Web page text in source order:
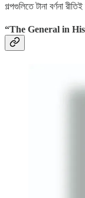
গল্পগুলিতে টানা বর্ণনা
“The General in